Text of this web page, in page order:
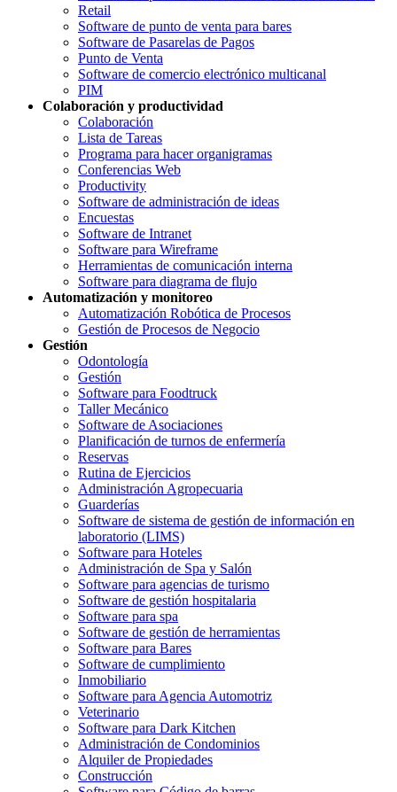
Retail
Software de punto de venta para bares
Software de Pasarelas de Pagos
Punto de Venta
Software de comercio electrónico multicanal
PIM
Colaboración y productividad
Colaboración
Lista de Tareas
Programa para hacer organigramas
Conferencias Web
Productivity
Software de administración de ideas
Encuestas
Software de Intranet
Software para Wireframe
Herramientas de comunicación interna
Software para diagrama de flujo
Automatización y monitoreo
Automatización Robótica de Procesos
Gestión de Procesos de Negocio
Gestión
Odontología
Gestión
Software para Foodtruck
Taller Mecánico
Software de Asociaciones
Planificación de turnos de enfermería
Reservas
Rutina de Ejercicios
Administración Agropecuaria
Guarderías
Software de sistema de gestión de información en
laboratorio (LIMS)
Software para Hoteles
Administración de Spa y Salón
Software para agencias de turismo
Software de gestión hospitalaria
Software para spa
Software de gestión de herramientas
Software para Bares
Software de cumplimiento
Inmobiliario
Software para Agencia Automotriz
Veterinario
Software para Dark Kitchen
Administración de Condominios
Alquiler de Propiedades
Construcción